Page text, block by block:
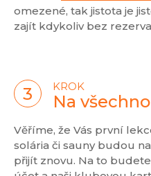
omezené, tak jistota je
zajít kdykoliv bez
KROK
Na
Věříme, že Vás první
solária či sauny budou
přijít znovu. Na to